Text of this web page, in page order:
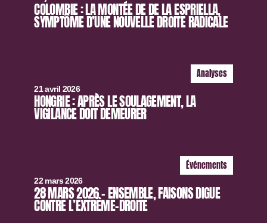
COLOMBIE : LA MONTÉE DE DE LA ESPRIELLA,
SYMPTÔME D’UNE NOUVELLE DROITE RADICALE
Analyses
21 avril 2026
HONGRIE : APRÈS LE SOULAGEMENT, LA
VIGILANCE DOIT DEMEURER
Événements
22 mars 2026
28 MARS 2026 – ENSEMBLE, FAISONS DIGUE
CONTRE L’EXTRÊME-DROITE